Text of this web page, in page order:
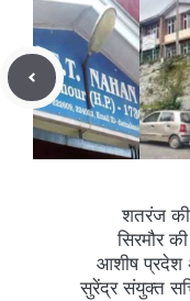
शतरंज की
सिरमौर
आशीष प्रदेश
सुरेंद्र संयुक्त